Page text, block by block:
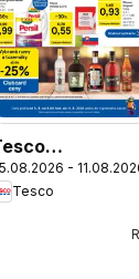
-
-
Tesco